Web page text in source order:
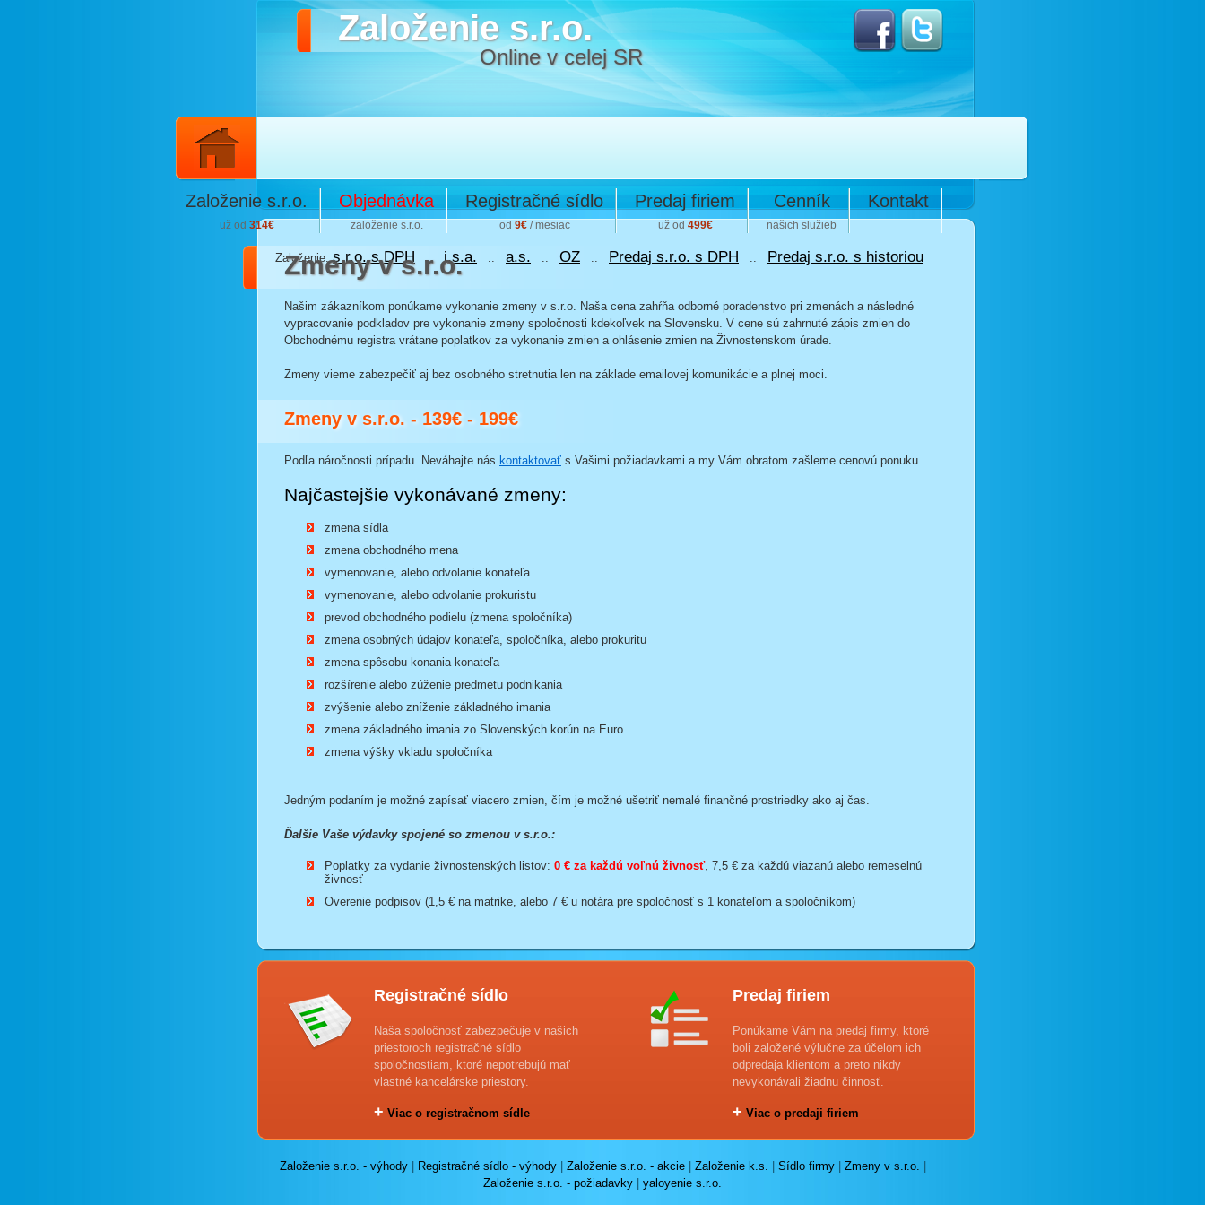
Založenie s.r.o.
Online v celej SR
Založenie s.r.o.
už od 314€
Objednávka
založenie s.r.o.
Registračné sídlo
od 9€/ mesiac
Predaj firiem
už od 499€
Cenník
našich služieb
Kontakt
Založenie:s.r.o. s DPH ::j.s.a. :: a.s. :: OZ :: Predaj s.r.o. s DPH :: Predaj s.r.o. s historiou
Zmeny v s.r.o.
Našim zákazníkom ponúkame vykonanie zmeny v s.r.o. Naša cena zahŕňa odborné poradenstvo pri zmenách a následné
vypracovanie podkladov pre vykonanie zmeny spoločnosti kdekoľvek na Slovensku. V cene sú zahrnuté zápis zmien do
Obchodnému registra vrátane poplatkov za vykonanie zmien a ohlásenie zmien na Živnostenskom úrade.
Zmeny vieme zabezpečiť aj bez osobného stretnutia len na základe emailovej komunikácie a plnej moci.
Zmeny v s.r.o. - 139€ - 199€
Podľa náročnosti prípadu. Neváhajte nás kontaktovať s Vašimi požiadavkami a my Vám obratom zašleme cenovú ponuku.
Najčastejšie vykonávané zmeny:
zmena sídla
zmena obchodného mena
vymenovanie, alebo odvolanie konateľa
vymenovanie, alebo odvolanie prokuristu
prevod obchodného podielu (zmena spoločníka)
zmena osobných údajov konateľa, spoločníka, alebo prokuritu
zmena spôsobu konania konateľa
rozšírenie alebo zúženie predmetu podnikania
zvýšenie alebo zníženie základného imania
zmena základného imania zo Slovenských korún na Euro
zmena výšky vkladu spoločníka
Jedným podaním je možné zapísať viacero zmien, čím je možné ušetriť nemalé finančné prostriedky ako aj čas.
Ďalšie Vaše výdavky spojené so zmenou v s.r.o.:
Poplatky za vydanie živnostenských listov: 0 € za každú voľnú živnosť, 7,5 € za každú viazanú alebo remeselnú
živnosť
Overenie podpisov (1,5 € na matrike, alebo 7 € u notára pre spoločnosť s 1 konateľom a spoločníkom)
Registračné sídlo
Naša spoločnosť zabezpečuje v našich
priestoroch registračné sídlo
spoločnostiam, ktoré nepotrebujú mať
vlastné kancelárske priestory.
+ Viac o registračnom sídle
Predaj firiem
Ponúkame Vám na predaj firmy, ktoré
boli založené výlučne za účelom ich
odpredaja klientom a preto nikdy
nevykonávali žiadnu činnosť.
+ Viac o predaji firiem
Založenie s.r.o. - výhody| Registračné sídlo - výhody| Založenie s.r.o. - akcie| Založenie k.s. Sídlo firmy| Zmeny v s.r.o.
Založenie s.r.o. - požiadavky
yaloyenie s.r.o.